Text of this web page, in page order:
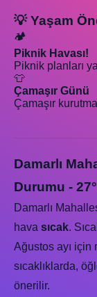
💡 Yaşam
🏕️
Piknik Havası!
Piknik planları
👕
Çamaşır Günü
Çamaşır
Damarlı
Durumu -
Damarlı
hava sıcak.
Ağustos ayı için
sıcaklıklarda,
önerilir.